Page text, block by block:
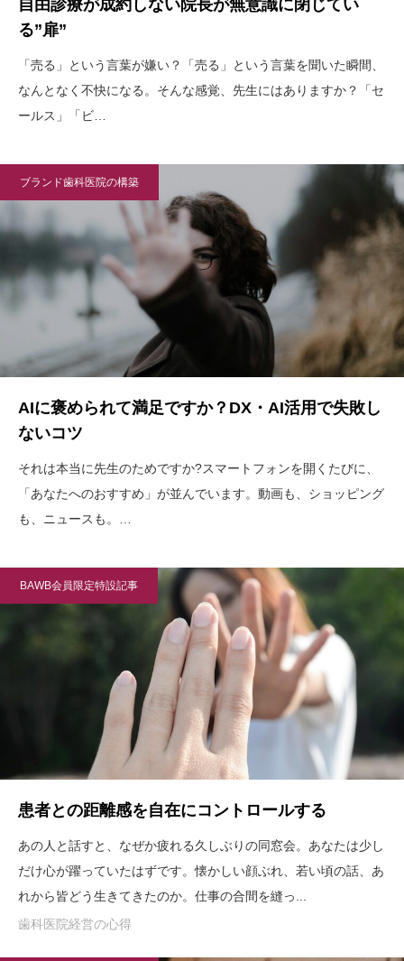
自由診療が成約しない院長が無意識に閉じてい
る”扉”
「売る」という言葉が嫌い？「売る」という言葉を聞いた瞬間、
なんとなく不快になる。そんな感覚、先生にはありますか？「セ
ールス」「ビ…
ブランド歯科医院の構築
AIに褒められて満足ですか？DX・AI活用で失敗し
ないコツ
それは本当に先生のためですか?スマートフォンを開くたびに、
「あなたへのおすすめ」が並んでいます。動画も、ショッピング
も、ニュースも。…
BAWB会員限定特設記事
患者との距離感を自在にコントロールする
あの人と話すと、なぜか疲れる久しぶりの同窓会。あなたは少し
だけ心が躍っていたはずです。懐かしい顔ぶれ、若い頃の話、あ
れから皆どう生きてきたのか。仕事の合間を縫っ...
歯科医院経営の心得